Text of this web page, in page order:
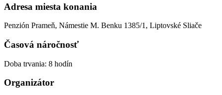
Adresa miesta konania
Penzión Prameň, Námestie M. Benku 1385/1, Liptovské Sliače
Časová náročnosť
Doba trvania: 8 hodín
Organizátor